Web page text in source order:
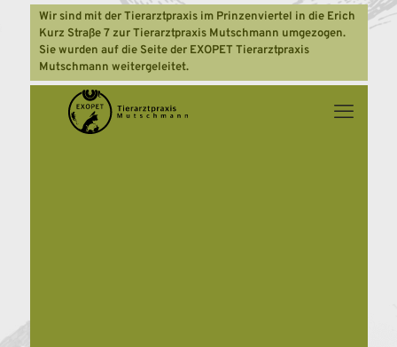
Wir sind mit der Tierarztpraxis im Prinzenviertel in die Erich
Kurz Straße 7 zur Tierarztpraxis Mutschmann umgezogen.
Sie wurden auf die Seite der EXOPET Tierarztpraxis
Mutschmann weitergeleitet.